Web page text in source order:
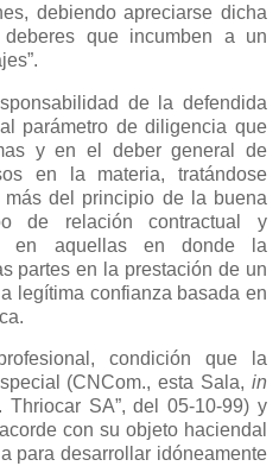
debiendo apreciarse dicha
que incumben a un
de la defendida
parámetro de diligencia que
y en el deber general de
en la materia, tratándose
del principio de la buena
de relación contractual y
en aquellas en donde la
partes en la prestación de un
legítima confianza basada en
condición que la
(CNCom., esta Sala, in
Thriocar SA”, del 05-10-99) y
con su objeto haciendal
para desarrollar idóneamente